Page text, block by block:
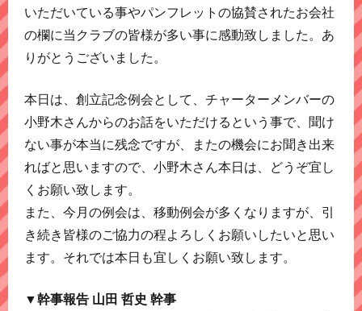
いただいている事やパンフレットの協賛されたお会社
の欄に当クラブの皆様が多い事に感動致しました。あ
りがとうございました。
本日は、創立記念例会として、チャーターメンバーの
小野木さんからのお話をいただけるという事で、聞け
ない事が本当に残念ですが、またの機会にお聞き出来
ればと思いますので、小野木さん本日は、どうぞ宜し
くお願い致します。
また、今月の例会は、移動例会が多くなりますが、引
き続き皆様のご協力の程よろしくお願いしたいと思い
ます。それでは本日も宜しくお願い致します。
▼幹事報告 山田 哲史 幹事